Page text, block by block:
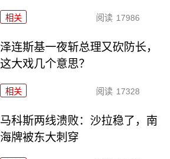
相关 阅读 17986
泽连斯基一夜斩总理又砍防长，
这大戏几个意思？
相关 阅读 17328
马科斯两线溃败：沙拉稳了，南
海牌被东大刺穿